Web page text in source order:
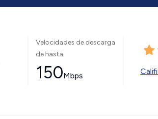
Velocidades de descarga
de hasta
150Mbps